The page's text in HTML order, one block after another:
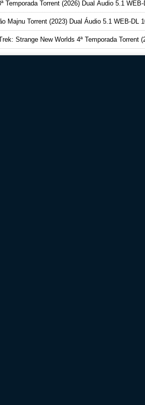
Temporada Torrent (2026) Dual Áudio 5.1
Majnu Torrent (2023) Dual Áudio 5.1 WEB-DL
Strange New Worlds 4ª Temporada Torrent (2026)